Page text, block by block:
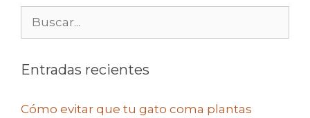
Entradas recientes
Cómo evitar que tu gato coma plantas